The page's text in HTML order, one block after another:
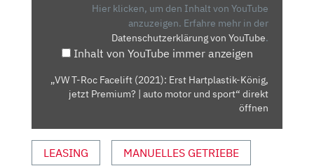
KÖNIG,
JETZT
PREMIUM?
MOTOR
UND
Hier klicken, um den Inhalt von YouTube
anzuzeigen. Erfahre mehr in der
Datenschutzerklärung von YouTube.
Inhalt von YouTube immer anzeigen
„VW T-Roc Facelift (2021): Erst Hartplastik-König,
jetzt Premium? | auto motor und sport“ direkt
öffnen
LEASING MANUELLES GETRIEBE